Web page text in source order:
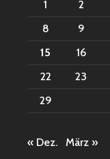
1 2
8
9
15
16
22
23
29
« Dez. März »